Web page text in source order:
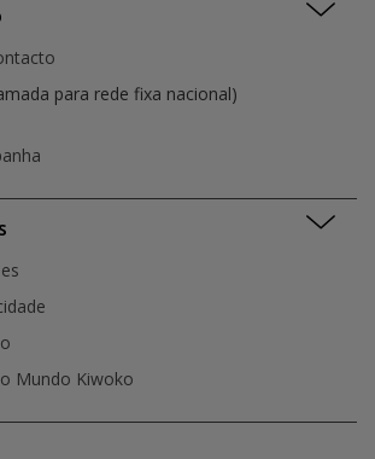
para rede fixa nacional)
Mundo Kiwoko